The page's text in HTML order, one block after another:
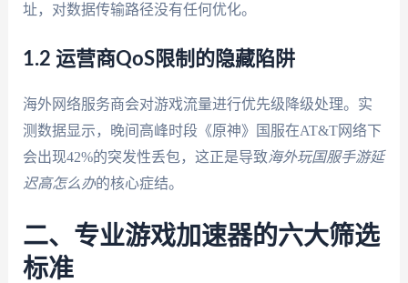
址，对数据传输路径没有任何优化。
1.2 运营商QoS限制的隐藏陷阱
海外网络服务商会对游戏流量进行优先级降级处理。实
测数据显示，晚间高峰时段《原神》国服在AT&T网络下
会出现42%的突发性丢包，这正是导致海外玩国服手游延
迟高怎么办的核心症结。
二、专业游戏加速器的六大筛选
标准